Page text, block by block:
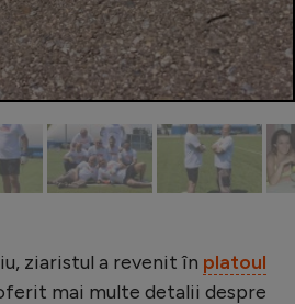
ziaristul a revenit în platoul
mai multe detalii despre